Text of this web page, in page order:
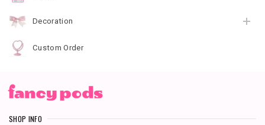
Decoration
Custom Order
SHOP INFO